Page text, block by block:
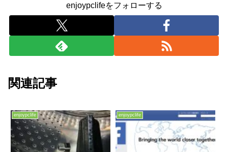
enjoypclifeをフォローする
関連記事
enjoypclife enjoypclife